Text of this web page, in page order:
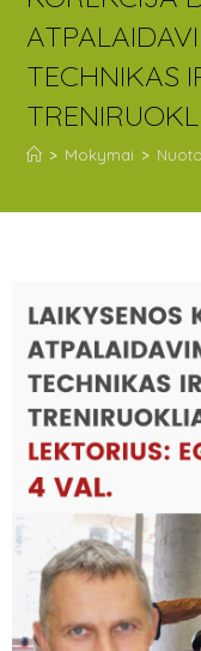
TECHNIKAS
> Mokymai >